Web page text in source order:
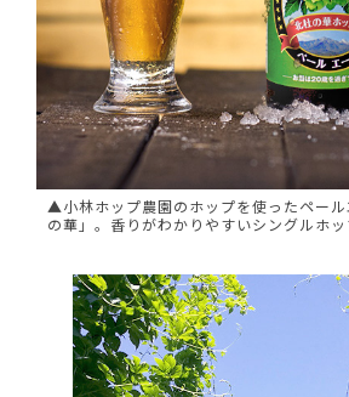
▲小林ホップ農園のホップを使ったペー
の華」。香りがわかりやすいシングルホ